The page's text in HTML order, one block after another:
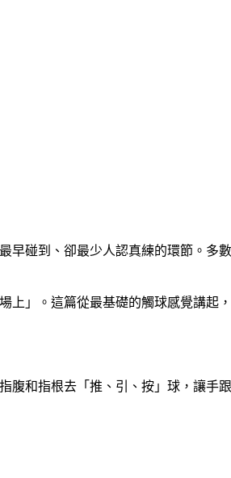
碰到、卻最少人認真練的環節。多
」。這篇從最基礎的觸球感覺講起
和指根去「推、引、按」球，讓手